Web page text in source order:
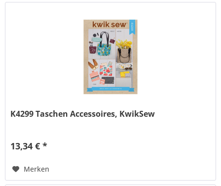
K4299 Taschen Accessoires, KwikSew
13,34 € *
Merken